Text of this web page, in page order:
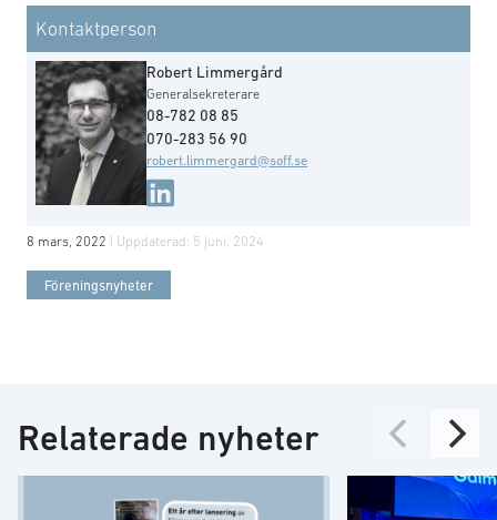
Kontaktperson
Robert Limmergård
Generalsekreterare
08-782 08 85
070-283 56 90
robert.limmergard@soff.se
8 mars, 2022 | Uppdaterad: 5 juni, 2024
Föreningsnyheter
Relaterade nyheter